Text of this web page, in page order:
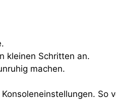
kleinen Schritten an.
machen.